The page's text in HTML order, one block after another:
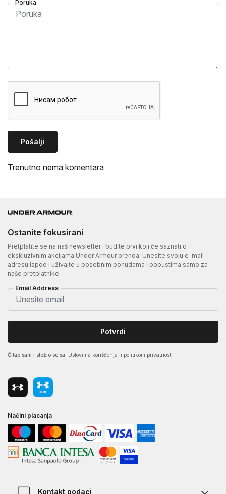
Poruka
Pošalji
Trenutno nema komentara
Ostanite fokusirani
Pretplatite se na naš newsletter i budite prvi koji će saznati o
ekskluzivnim akcijama Under Armour brenda. Unesite svoju e-mail
adresu ispod i uživajte u posebnim ponudama i popustima samo za
naše pretplatnike.
Email Address
Potvrdi
Čitao sam i složio se sa Uslovima korišćenja i politikom privatnosti
Načini placanja
Kontakt podaci